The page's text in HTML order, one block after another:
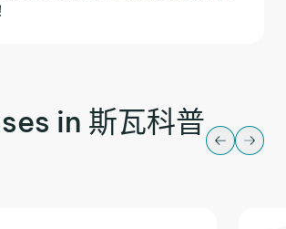
in 斯瓦科普